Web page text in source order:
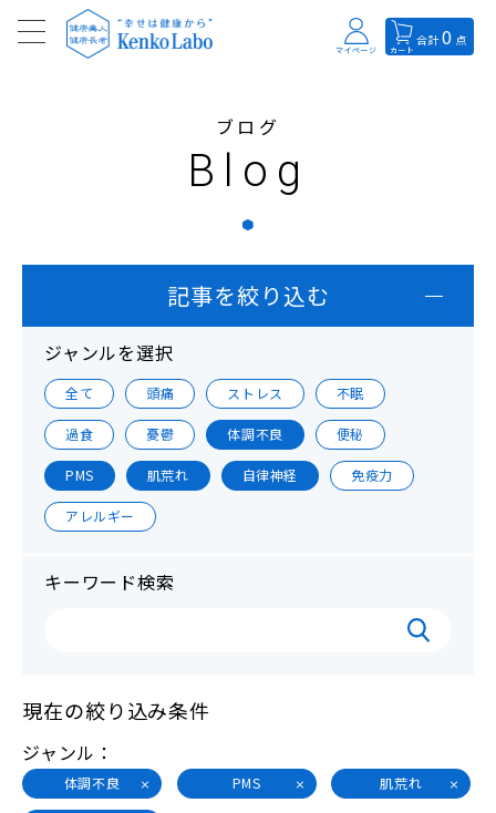
マイページ カート
合計0 点
ブログ
Blog
記事を絞り込む
ジャンルを選択
全て 頭痛 ストレス 不眠
過食 憂鬱 体調不良 便秘
PMS 肌荒れ 自律神経 免疫力
アレルギー
キーワード検索
現在の絞り込み条件
ジャンル
体調不良 PMS 肌荒れ